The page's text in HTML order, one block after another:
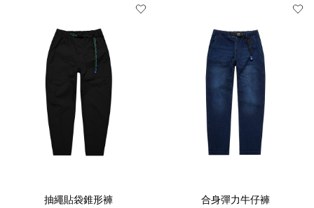
抽繩貼袋錐形褲 合身彈力牛仔褲